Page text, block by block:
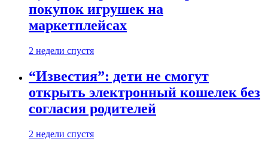
покупок игрушек на
маркетплейсах
2 недели спустя
“Известия”: дети не смогут
открыть электронный кошелек без
согласия родителей
2 недели спустя